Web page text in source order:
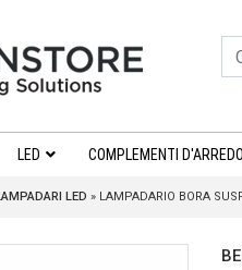
LED COMPLEMENTI D'ARREDO
LED » LAMPADARIO BORA